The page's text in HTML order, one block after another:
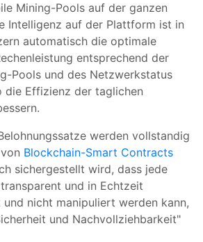
Mining-Pools auf der ganzen
Intelligenz auf der Plattform ist in
automatisch die optimale
entsprechend der
Pools und des Netzwerkstatus
die Effizienz der taglichen
werden vollstandig
Blockchain-Smart Contracts
sichergestellt wird, dass jede
und in Echtzeit
nicht manipuliert werden kann,
und Nachvollziehbarkeit"